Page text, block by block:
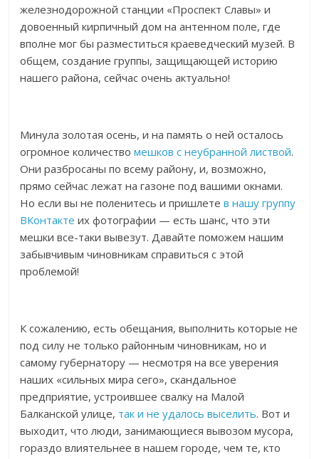
железнодорожной станции «Проспект Славы» и
довоенный кирпичный дом на антенном поле, где
вполне мог бы разместиться краеведческий музей. В
общем, создание группы, защищающей историю
нашего района, сейчас очень актуально!
Минула золотая осень, и на память о ней осталось
огромное количество мешков с неубранной листвой.
Они разбросаны по всему району, и, возможно,
прямо сейчас лежат на газоне под вашими окнами.
Но если вы не поленитесь и пришлетев нашу группу
ВКонтактеих фотографии — есть шанс, что эти
мешки все-таки вывезут. Давайте поможем нашим
забывчивым чиновникам справиться с этой
проблемой!
К сожалению, есть обещания, выполнить которые не
под силу не только районным чиновникам, но и
самому губернатору — несмотря на все уверения
наших «сильных мира сего», скандальное
предприятие, устроившее свалку на Малой
Балканской улице, так и не удалось выселить. Вот и
выходит, что люди, занимающиеся вывозом мусора,
гораздо влиятельнее в нашем городе, чем те, кто